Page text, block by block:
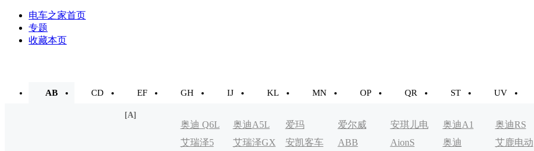
电车之家首页
专题
收藏本页
AB CD EF GH IJ KL MN OP QR ST UV
[A]
奥迪 Q6L
e-tron
奥迪A5L 爱玛 爱尔威 安琪儿电
动车
奥迪A1
奥迪RS
艾瑞泽5
艾瑞泽GX 安凯客车 ABB AionS 奥迪 艾鹿电动